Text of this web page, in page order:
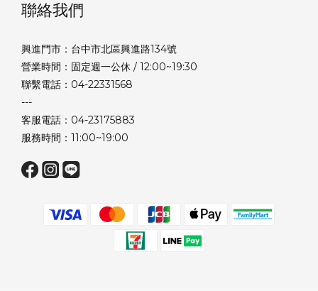
聯絡我們
興進門市：台中市北區興進路134號
營業時間：固定週一公休 / 12:00~19:30
聯繫電話：04-22331568
---
客服電話：04-23175883
服務時間：11:00~19:00